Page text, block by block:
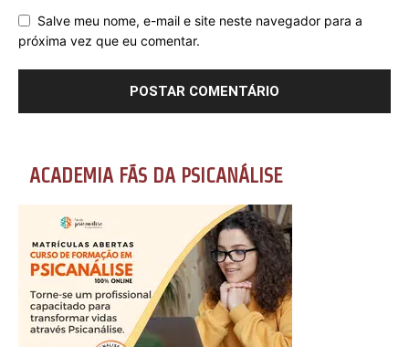
Salve meu nome, e-mail e site neste navegador para a
próxima vez que eu comentar.
ACADEMIA FÃS DA PSICANÁLISE